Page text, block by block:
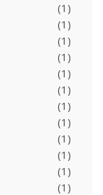
(1)
(1)
(1)
(1)
(1)
(1)
(1)
(1)
(1)
(1)
(1)
(1)